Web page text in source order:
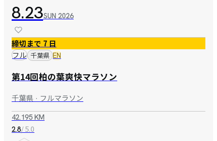
8.23SUN 2026
締切まで 7 日
フル 千葉県 EN
第14回柏の葉爽快マラソン
千葉県 · フルマラソン
42.195 KM
2.8/ 5.0